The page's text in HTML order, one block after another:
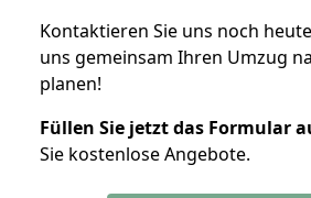
Kontaktieren Sie uns noch
uns gemeinsam Ihren Umzug
planen!
Füllen Sie jetzt das Formular
Sie kostenlose Angebote.